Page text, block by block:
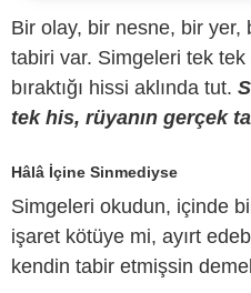
Bir olay, bir nesne, bir yer,
tabiri var. Simgeleri tek
bıraktığı hissi aklında tut.
tek his, rüyanın gerçek
Hâlâ İçine Sinmediyse
Simgeleri okudun, içinde
işaret kötüye mi, ayırt
kendin tabir etmişsin